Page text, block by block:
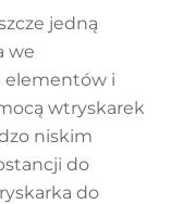
jedną
we
elementów i
wtryskarek
niskim
do
do